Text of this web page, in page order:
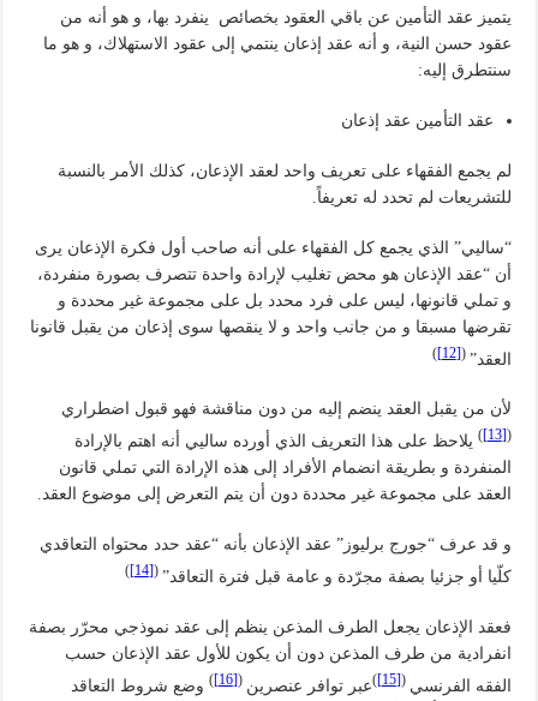
يتميز عقد التأمين عن باقي العقود بخصائص ينفرد بها، و هو أنه من
عقود حسن النية، و أنه عقد إذعان ينتمي إلى عقود الاستهلاك، و هو ما
سنتطرق إليه:
عقد التأمين عقد إذعان
لم يجمع الفقهاء على تعريف واحد لعقد الإذعان، كذلك الأمر بالنسبة
للتشريعات لم تحدد له تعريفاً.
“ساليي” الذي يجمع كل الفقهاء على أنه صاحب أول فكرة الإذعان يرى
أن “عقد الإذعان هو محض تغليب لإرادة واحدة تتصرف بصورة منفردة،
و تملي قانونها، ليس على فرد محدد بل على مجموعة غير محددة و
تقرضها مسبقا و من جانب واحد و لا ينقصها سوى إذعان من يقبل قانونا
العقد” (
[12]
)
لأن من يقبل العقد ينضم إليه من دون مناقشة فهو قبول اضطراري
(
[13]
) يلاحظ على هذا التعريف الذي أورده ساليي أنه اهتم بالإرادة
المنفردة و بطريقة انضمام الأفراد إلى هذه الإرادة التي تملي قانون
العقد على مجموعة غير محددة دون أن يتم التعرض إلى موضوع العقد.
و قد عرف “جورج برليوز” عقد الإذعان بأنه “عقد حدد محتواه التعاقدي
كلّيا أو جزئيا بصفة مجرّدة و عامة قبل فترة التعاقد” (
[14]
)
فعقد الإذعان يجعل الطرف المذعن ينظم إلى عقد نموذجي محرّر بصفة
انفرادية من طرف المذعن دون أن يكون للأول عقد الإذعان حسب
الفقه الفرنسي (
[15]
)عبر توافر عنصرين (
[16]
) وضع شروط التعاقد